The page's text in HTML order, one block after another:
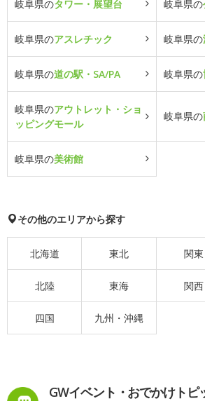
岐阜県のタワー・展望台 岐阜県の
岐阜県のアスレチック 岐阜県の
岐阜県の道の駅・SA/PA 岐阜県の
岐阜県のアウトレット・ショ
ッピングモール
岐阜県の
岐阜県の美術館
その他のエリアから探す
北海道 東北 関東
北陸 東海 関西
四国 九州・沖縄
GWイベント・おでかけトピ